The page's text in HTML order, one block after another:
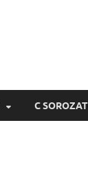
C